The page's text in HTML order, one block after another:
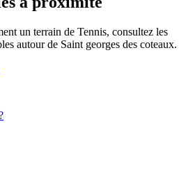
un terrain de Tennis, consultez les
autour de Saint georges des coteaux.